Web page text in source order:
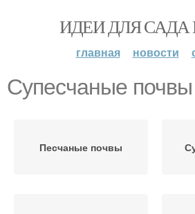
ИДЕИ ДЛЯ САДА
главная новости
Супесчаные почвы
Песчаные почвы